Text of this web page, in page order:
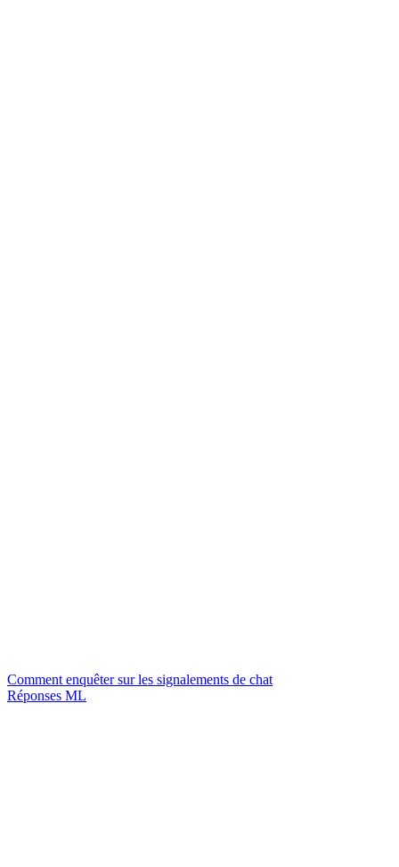
Comment enquêter sur les signalements de chat
Réponses ML